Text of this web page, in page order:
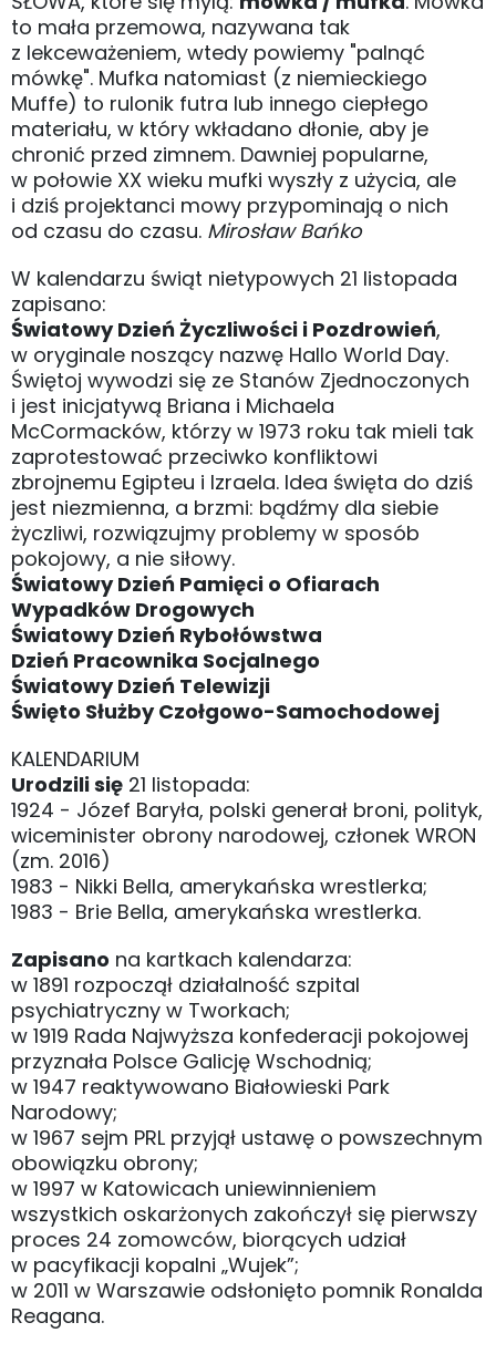
to mała przemowa, nazywana tak
z lekceważeniem, wtedy powiemy "palnąć
mówkę". Mufka natomiast (z niemieckiego
Muffe) to rulonik futra lub innego ciepłego
materiału, w który wkładano dłonie, aby je
chronić przed zimnem. Dawniej popularne,
w połowie XX wieku mufki wyszły z użycia, ale
i dziś projektanci mowy przypominają o nich
od czasu do czasu. Mirosław Bańko
W kalendarzu świąt nietypowych 21 listopada
zapisano:
Światowy Dzień Życzliwości i Pozdrowień,
w oryginale noszący nazwę Hallo World Day.
Świętoj wywodzi się ze Stanów Zjednoczonych
i jest inicjatywą Briana i Michaela
McCormacków, którzy w 1973 roku tak mieli tak
zaprotestować przeciwko konfliktowi
zbrojnemu Egipteu i Izraela. Idea święta do dziś
jest niezmienna, a brzmi: bądźmy dla siebie
życzliwi, rozwiązujmy problemy w sposób
pokojowy, a nie siłowy.
Światowy Dzień Pamięci o Ofiarach
Wypadków Drogowych
Światowy Dzień Rybołówstwa
Dzień Pracownika Socjalnego
Światowy Dzień Telewizji
Święto Służby Czołgowo-Samochodowej
KALENDARIUM
Urodzili się 21 listopada:
1924 - Józef Baryła, polski generał broni, polityk,
wiceminister obrony narodowej, członek WRON
(zm. 2016)
1983 - Nikki Bella, amerykańska wrestlerka;
1983 - Brie Bella, amerykańska wrestlerka.
Zapisano na kartkach kalendarza:
w 1891 rozpoczął działalność szpital
psychiatryczny w Tworkach;
w 1919 Rada Najwyższa konfederacji pokojowej
przyznała Polsce Galicję Wschodnią;
w 1947 reaktywowano Białowieski Park
Narodowy;
w 1967 sejm PRL przyjął ustawę o powszechnym
obowiązku obrony;
w 1997 w Katowicach uniewinnieniem
wszystkich oskarżonych zakończył się pierwszy
proces 24 zomowców, biorących udział
w pacyfikacji kopalni „Wujek”;
w 2011 w Warszawie odsłonięto pomnik Ronalda
Reagana.